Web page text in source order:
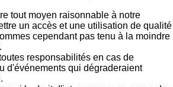
tout moyen raisonnable à notre
un accès et une utilisation de qualité
cependant pas tenu à la moindre
responsabilités en cas de
d'événements qui dégraderaient